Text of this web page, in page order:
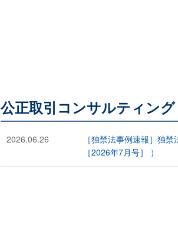
公正取引コンサルティン
2026.06.26
［独禁法事例速報］独
［2026年7月号］ ）